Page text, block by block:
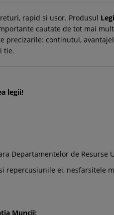
rapid si usor. Produsul
cautate de tot mai
precizarile: continutul,
tie.
legii!
Departamentelor de Resurse
repercusiunile ei, nesfarsitele
Muncii: